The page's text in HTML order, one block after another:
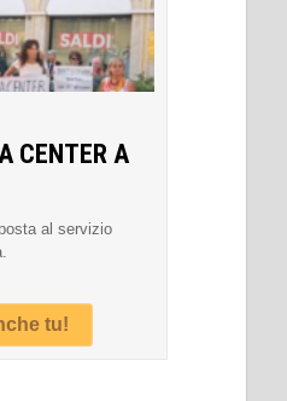
CENTER A
al servizio
tu!